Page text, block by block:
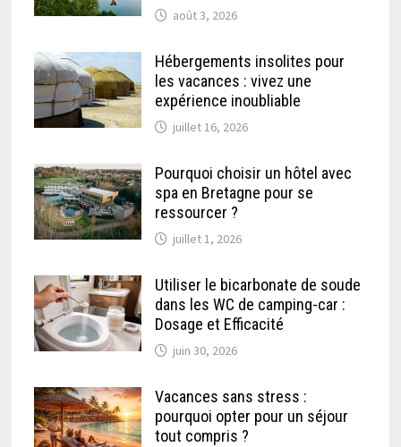
août 3, 2026
Hébergements insolites pour
les vacances : vivez une
expérience inoubliable
juillet 16, 2026
Pourquoi choisir un hôtel avec
spa en Bretagne pour se
ressourcer ?
juillet 1, 2026
Utiliser le bicarbonate de soude
dans les WC de camping-car :
Dosage et Efficacité
juin 30, 2026
Vacances sans stress :
pourquoi opter pour un séjour
tout compris ?